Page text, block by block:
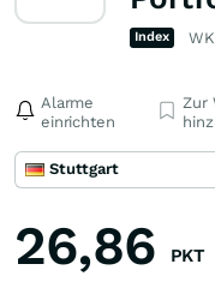
Index
Alarme
einrichten
Zur
Stuttgart
26,86 PKT